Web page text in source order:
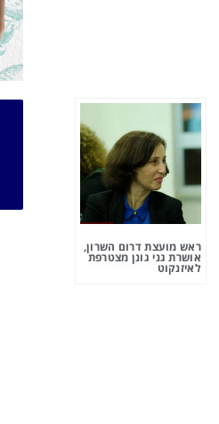
ראש מועצת דרום השרון,
אושרת גני גונן מצטרפת
לאיזנקוט